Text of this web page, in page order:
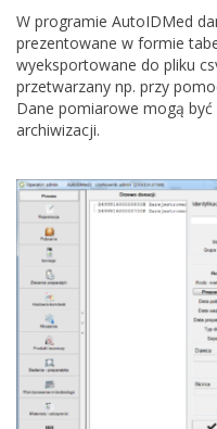
W programie AutoIDMed
prezentowane w formie
wyeksportowane do pliku
przetwarzany np. przy
Dane pomiarowe mogą
archiwizacji.